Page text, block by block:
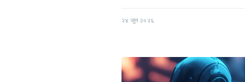
२४ जून २०२६